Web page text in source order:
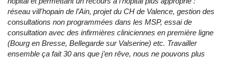
réseau vill'hopain de l’Ain, projet du CH de Valence, gestion des
consultations non programmées dans les MSP, essai de
consultation avec des infirmières cliniciennes en première ligne
(Bourg en Bresse, Bellegarde sur Valserine) etc. Travailler
ensemble ça fait 30 ans que j’en rêve, nous ne pouvons plus